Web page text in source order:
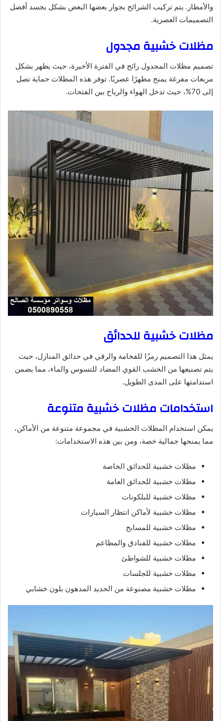
والأمطار. يتم تركيب الشرائح بجوار بعضها البعض بشكل يجسد أفضل
التصميمات العصرية.
مظلات خشبية مجدول
تصميم مظلات المجدول رائج في الفترة الأخيرة، حيث يظهر بشكل
مربعات مفرغة يمنح مظهرًا عصريًا. توفر هذه المظلات حماية تصل
إلى 70%، حيث تدخل الهواء والرياح بين الفتحات.
مظلات خشبية للحدائق
يمثل هذا التصميم رمزًا للفخامة والرقي في حدائق المنازل، حيث
يتم تصنيعها من الخشب القوي المضاد للتسوس والماء، مما يضمن
استدامتها على المدى الطويل.
استخدامات مظلات خشبية متنوعة
يمكن استخدام المظلات الخشبية في مجموعة متنوعة من الأماكن،
مما يمنحها جمالية خصة، ومن بين هذه الاستخدامات:
مظلات خشبية للحدائق الخاصة
مظلات خشبية للحدائق العامة
مظلات خشبية للبلكونات
مظلات خشبية لأماكن انتظار السيارات
مظلات خشبية للمسابح
مظلات خشبية للفنادق والمطاعم
مظلات خشبية للشواطئ
مظلات خشبية للجلسات
مظلات خشبية مصنوعة من الحديد المدهون بلون خشابي